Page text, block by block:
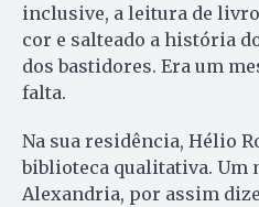
inclusive, a leitura de
cor e salteado a história
dos bastidores. Era um
falta.
Na sua residência, Hélio
biblioteca qualitativa. Um
Alexandria, por assim